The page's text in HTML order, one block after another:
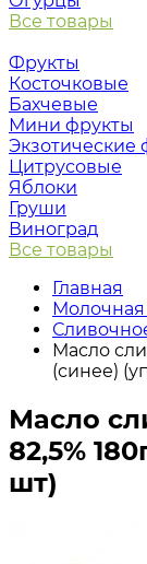
Все товары
Фрукты
Косточковые
Бахчевые
Мини фрукты
Экзотические
Цитрусовые
Яблоки
Груши
Виноград
Все товары
Главная
Масло
(синее)
Масло
82,5%
шт)